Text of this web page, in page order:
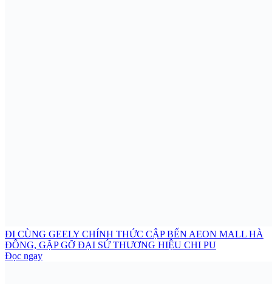
ĐI CÙNG GEELY CHÍNH THỨC CẬP BẾN AEON MALL HÀ
ĐÔNG, GẶP GỠ ĐẠI SỨ THƯƠNG HIỆU CHI PU
Đọc ngay